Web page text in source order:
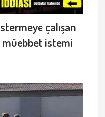
çalışan
müebbet istemi